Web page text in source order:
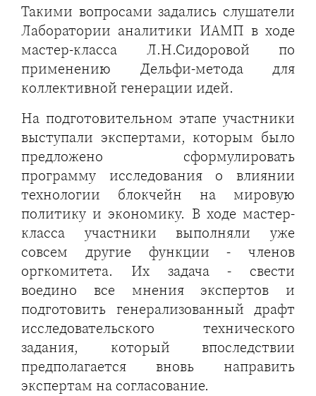
Такими вопросами задались слушатели
Лаборатории аналитики ИАМП в ходе
мастер-класса Л.Н.Сидоровой по
применению Дельфи-метода для
коллективной генерации идей.
На подготовительном этапе участники
выступали экспертами, которым было
предложено сформулировать
программу исследования о влиянии
технологии блокчейн на мировую
политику и экономику. В ходе мастер-
класса участники выполняли уже
совсем другие функции - членов
оргкомитета. Их задача - свести
воедино все мнения экспертов и
подготовить генерализованный драфт
исследовательского технического
задания, который впоследствии
предполагается вновь направить
экспертам на согласование.